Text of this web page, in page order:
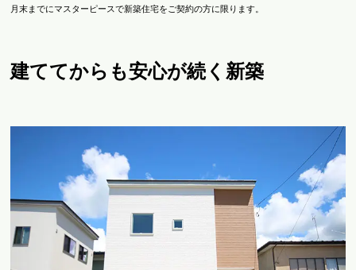
月末までにマスターピースで新築住宅をご契約の方に限ります。
建ててからも安心が続く新築